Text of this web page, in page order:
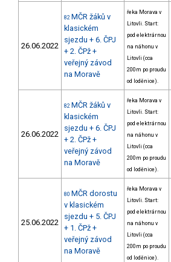
26.06.2022
82 MČR žáků v
klasickém
sjezdu + 6. ČPJ
+ 2. ČPž +
veřejný závod
na Moravě
řeka Morava v
Litovli. Start:
pod elektrárnou
na náhonu v
Litovli (cca
200m po proudu
od loděnice).
26.06.2022
82 MČR žáků v
klasickém
sjezdu + 6. ČPJ
+ 2. ČPž +
veřejný závod
na Moravě
řeka Morava v
Litovli. Start:
pod elektrárnou
na náhonu v
Litovli (cca
200m po proudu
od loděnice).
25.06.2022
80 MČR dorostu
v klasickém
sjezdu + 5. ČPJ
+ 1. ČPž +
veřejný závod
na Moravě
řeka Morava v
Litovli. Start:
pod elektrárnou
na náhonu v
Litovli (cca
200m po proudu
od loděnice).